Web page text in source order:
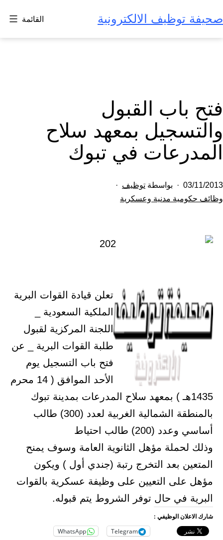
إلى
المحتوى
صحيفة توظيف الالكترونية القائمة
فتح باب القبول
والتسجيل بمعهد سلاح
المدرعات في تبوك
تم
النشر
03/11/2013 بواسطة توظيف
مصنف
وظائف حكومية مدنية وعسكرية
تعلن قيادة القوات البرية
الملكية السعودية _
اللجنة المركزية لقبول
طلبة القوات البرية _ عن
فتح باب التسجيل يوم
الأحد الموافق ( 14 محرم
1435هـ ) بمعهد سلاح المدرعات بمدينة تبوك
بالمنطقة الشمالية الغربية لعدد (300) طالب
أساسي وعدد (200) طالب احتياط
وذلك لحملة مؤهل الثانوية العامة وسوف يمنح
المتعين بعد التخرج رتبة (جندي أول ) ويكون
مؤهل على التعيين على وظيفة عسكرية بالقوات
البرية في حال توفر الشروط يتم قبوله.
شارك الاعلان الوظيفي :
Telegram
WhatsApp